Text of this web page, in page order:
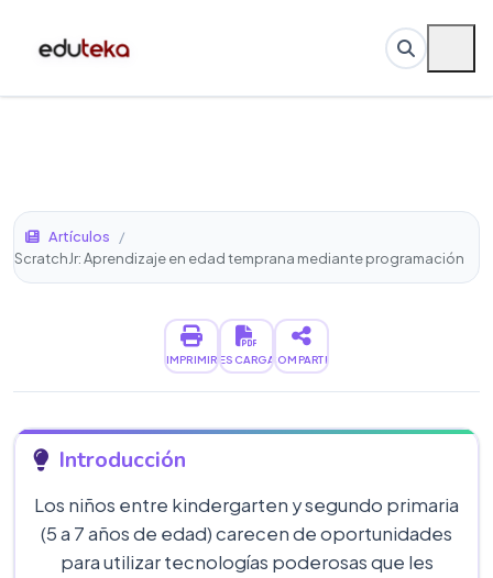
Artículos
/
ScratchJr: Aprendizaje en edad temprana mediante programación
IMPRIMIRDESCARGARCOMPARTIR
Introducción
Los niños entre kindergarten y segundo primaria
(5 a 7 años de edad) carecen de oportunidades
para utilizar tecnologías poderosas que les